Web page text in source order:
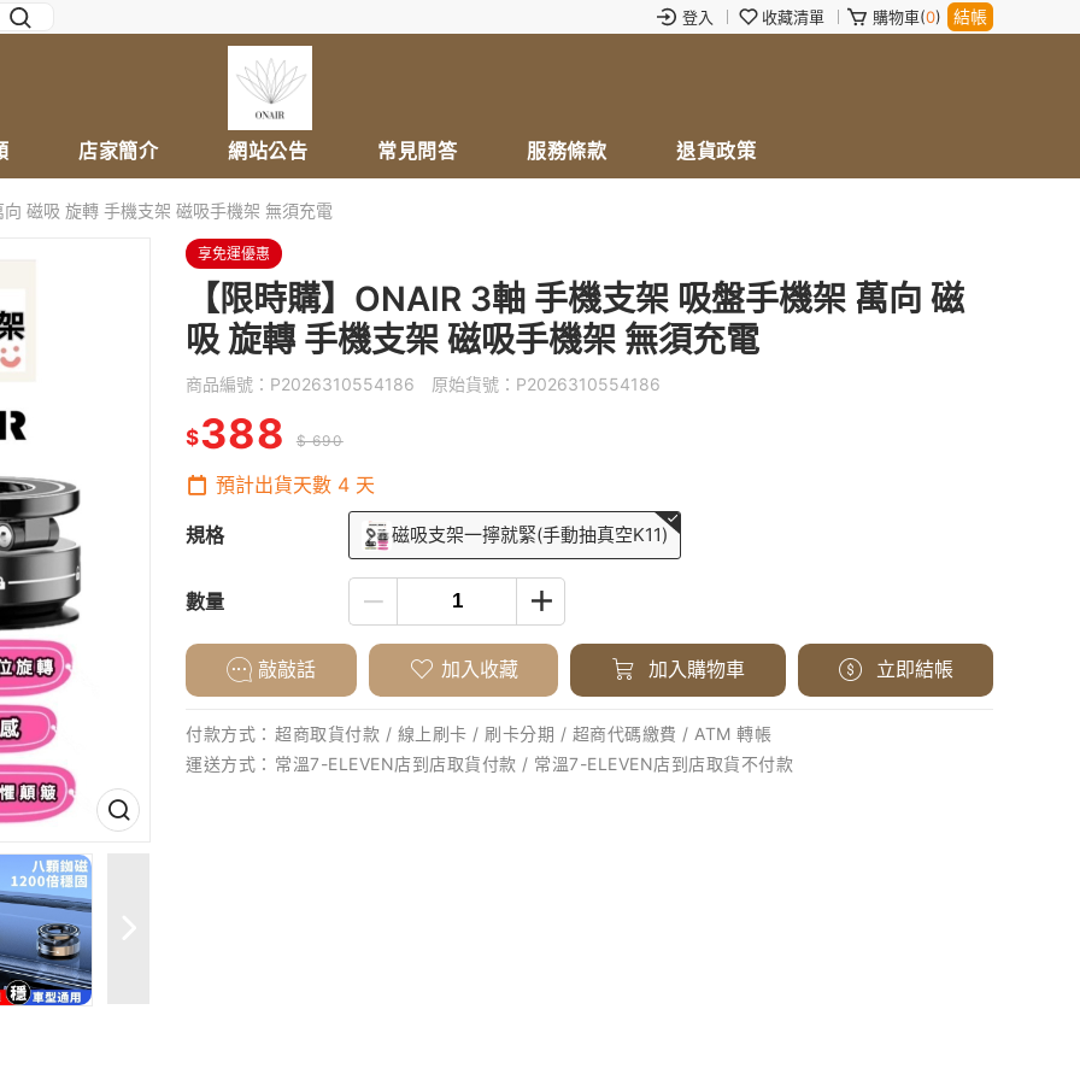
登入 收藏清單 購物車(0) 結帳
店家簡介 網站公告 常見問答 服務條款 退貨政策
磁吸 旋轉 手機支架 磁吸手機架 無須充電
享免運優惠
【限時購】ONAIR 3軸 手機支架 吸盤手機架 萬向 磁
吸 旋轉 手機支架 磁吸手機架 無須充電
商品編號： P2026310554186 原始貨號： P2026310554186
$388 $ 690
預計出貨天數 4 天
規格 磁吸支架一擰就緊(手動抽真空K11)
數量
敲敲話 加入收藏 加入購物車 立即結帳
付款方式： 超商取貨付款 / 線上刷卡 / 刷卡分期 / 超商代碼繳費 / ATM 轉帳
運送方式： 常溫7-ELEVEN店到店取貨付款 / 常溫7-ELEVEN店到店取貨不付款